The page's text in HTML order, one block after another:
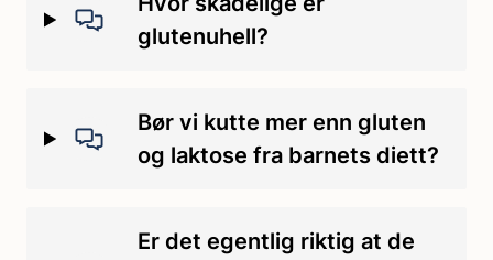
Sjokolade og godteri
Skole/SFO/barnehage
Symptomer Tannskader
glutenuhell?
Bør vi kutte mer enn gluten
og laktose fra barnets diett?
Er det egentlig riktig at de